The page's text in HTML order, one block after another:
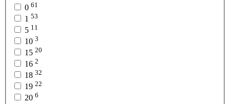
0 61
1 53
5 11
10 3
15 20
16 2
18 32
19 22
20 6